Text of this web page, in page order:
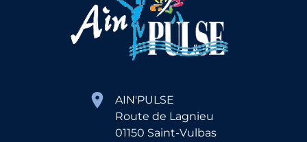
HORAIRES / ACCÈS
Ain’ pulse
Espace Aquatique
AIN'PULSE
Route de Lagnieu
01150 Saint-Vulbas